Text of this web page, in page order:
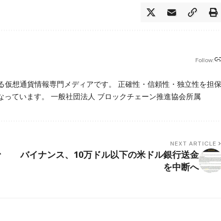
Follow:
想通貨情報専門メディアです。 正確性・信頼性・独立性を担保
ています。 一般社団法人 ブロックチェーン推進協会所属
NEXT ARTICLE
バイナンス、10万ドル以下の米ドル銀行送金
を中断へ